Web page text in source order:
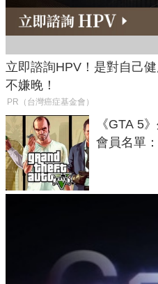
立即諮詢HPV！是對自己
不嫌晚！
PR（台灣癌症基金會）
《GTA 5
會員名單